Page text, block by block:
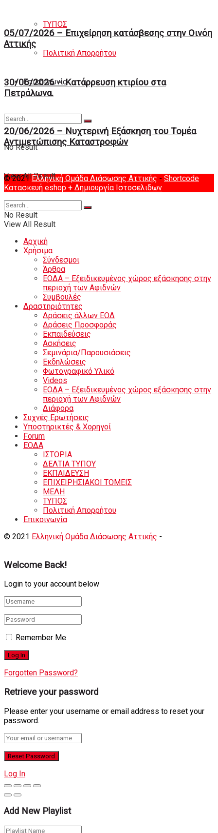
ΤΥΠΟΣ
Πολιτική Απορρήτου
Eπικοινωνία
No Result
View All Result
05/07/2026 – Επιχείρηση κατάσβεσης στην Οινόη
Αττικής
30/06/2026 – Κατάρρευση κτιρίου στα
Πετράλωνα.
20/06/2026 – Νυχτερινή Eξάσκηση του Tομέα
Αντιμετώπισης Καταστροφών
© 2021Ελληνική Ομάδα Διάσωσης Αττικής - Shortcode
Κατασκευή eshop + Δημιουργία Ιστοσελιδων
No Result
View All Result
Αρχική
Χρήσιμα
Σύνδεσμοι
Άρθρα
ΕΟΔΑ – Εξειδικευμένος χώρος εξάσκησης στην
περιοχή των Αφιδνών
Συμβουλές
Δραστηριότητες
Δράσεις άλλων ΕΟΔ
Δράσεις Προσφοράς
Εκπαιδεύσεις
Ασκήσεις
Σεμινάρια/Παρουσιάσεις
Εκδηλώσεις
Φωτογραφικό Υλικό
Videos
ΕΟΔΑ – Εξειδικευμένος χώρος εξάσκησης στην
περιοχή των Αφιδνών
Διάφορα
Συχνές Ερωτήσεις
Υποστηρικτές & Χορηγοί
Forum
ΕΟΔA
ΙΣΤΟΡΙΑ
ΔΕΛΤΙΑ ΤΥΠΟΥ
ΕΚΠΑΙΔΕΥΣΗ
ΕΠΙΧΕΙΡΗΣΙΑΚΟΙ ΤΟΜΕΙΣ
ΜΕΛΗ
ΤΥΠΟΣ
Πολιτική Απορρήτου
Eπικοινωνία
© 2021 Ελληνική Ομάδα Διάσωσης Αττικής -
Welcome Back!
Login to your account below
Remember Me
Forgotten Password?
Retrieve your password
Please enter your username or email address to reset your
password.
Log In
Add New Playlist